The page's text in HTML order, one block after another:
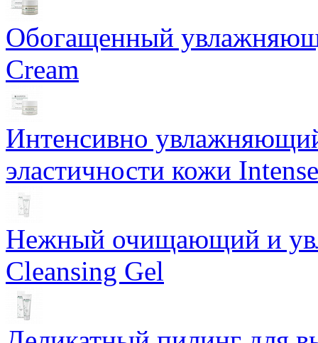
Обогащенный
Cream
Интенсивно
эластичности кожи
Нежный очищающий и
Cleansing Gel